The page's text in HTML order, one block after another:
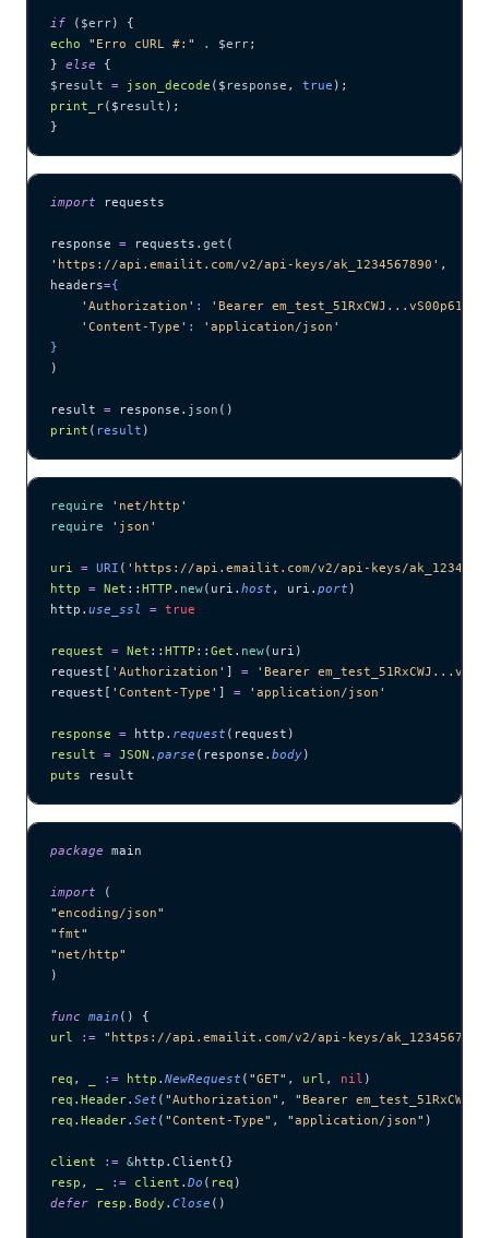
if ( $err) {
echo " Erro cURL #: " . $err;
} else {
$result = json_decode ($ response , true );
print_r($ result );
}
import requests
response = requests. get (
' https://api.emailit.com/v2/api-keys/ak_1234567890 ' ,
headers={
    '
Authorization ' : ' Bearer
    '
Content-Type ' : ' application/json '
}
)
result = response. json ()
print ( result )
require ' net/http '
require ' json '
uri = URI ( ' https://api.emailit.com/v2/api-keys/
http = Net :: HTTP . new(uri. host , uri. port )
http. use_ssl = true
request = Net :: HTTP :: Get . new(uri)
request[ ' Authorization ' ] = ' Bearer
request[ ' Content-Type ' ] = ' application/json '
response = http. request (request)
result = JSON . parse (response. body)
puts result
package main
import (
"encoding/json"
" fmt"
" net/http"
)
func main () {
url := " https://api.emailit.com/v2/api-keys/ak_1234567890
req , := http . NewRequest ( "GET" , url , nil )
req . Header. Set ( "Authorization" , "Bearer
req . Header. Set ( "Content-Type" , "application/json" )
client := &http.Client{}
resp , := client . Do ( req )
defer resp . Body . Close ()